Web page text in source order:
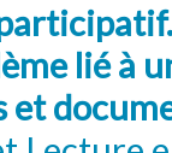
lié à
et